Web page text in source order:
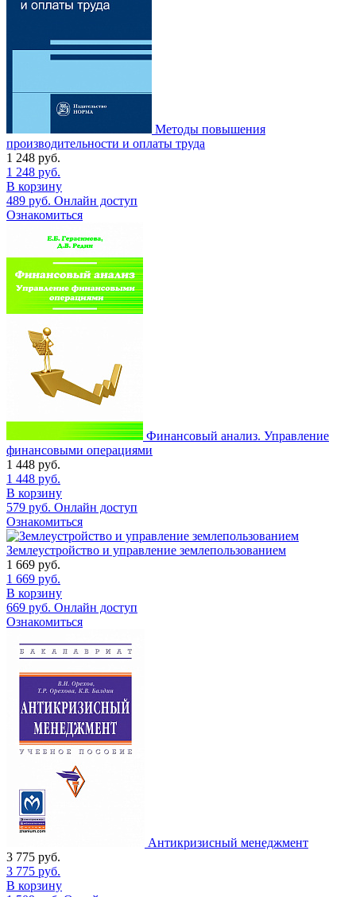
Методы повышения
производительности и оплаты труда
1 248 руб.
1 248 руб.
В корзину
489 руб. Онлайн доступ
Ознакомиться
Финансовый анализ. Управление
финансовыми операциями
1 448 руб.
1 448 руб.
В корзину
579 руб. Онлайн доступ
Ознакомиться
Землеустройство и управление землепользованием
1 669 руб.
1 669 руб.
В корзину
669 руб. Онлайн доступ
Ознакомиться
Антикризисный менеджмент
3 775 руб.
3 775 руб.
В корзину